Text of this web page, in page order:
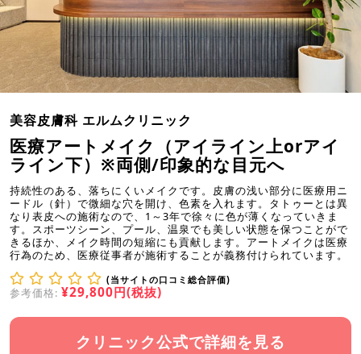
美容皮膚科 エルムクリニック
医療アートメイク（アイライン上orアイ
ライン下）※両側/印象的な目元へ
持続性のある、落ちにくいメイクです。皮膚の浅い部分に医療用ニ
ードル（針）で微細な穴を開け、色素を入れます。タトゥーとは異
なり表皮への施術なので、1～3年で徐々に色が薄くなっていきま
す。スポーツシーン、プール、温泉でも美しい状態を保つことがで
きるほか、メイク時間の短縮にも貢献します。アートメイクは医療
行為のため、医療従事者が施術することが義務付けられています。
(当サイトの口コミ総合評価)
参考価格: ¥29,800円(税抜)
クリニック公式で詳細を見る